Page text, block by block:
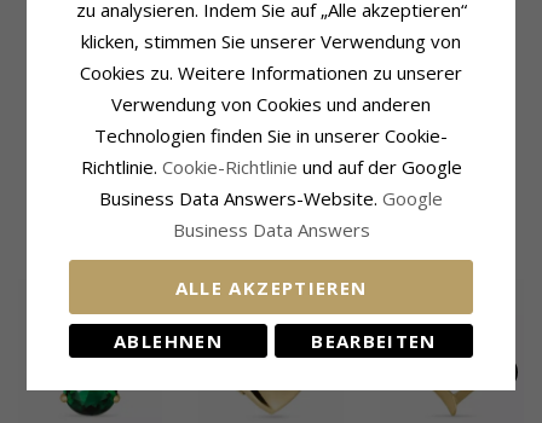
Halskette
Metall:Vergoldetem Sterlingsilber
42 cm zzgl. 3 cm verlängerung
Anhänger
8 Karat Gold
Kollektion: Gold Collection
Durchmesser:12,1 mm
Höhe:18,9 mm
Tiefe:1,8 mm
Lieferzeit
Lieferzeit: 4-5 Werktage
VERWANDTE PRODUKTE
zu analysieren. Indem Sie auf „Alle akzeptieren“
klicken, stimmen Sie unserer Verwendung von
Cookies zu. Weitere Informationen zu unserer
Verwendung von Cookies und anderen
Technologien finden Sie in unserer Cookie-
Richtlinie. Cookie-Richtlinie und auf der Google
Business Data Answers-Website. Google
Business Data Answers
ALLE AKZEPTIEREN
ABLEHNEN BEARBEITEN